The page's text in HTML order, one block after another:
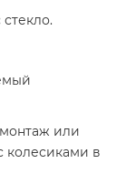
стекло.​
или
колесиками в